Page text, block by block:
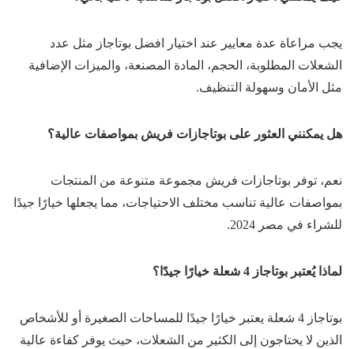
يجب مراعاة عدة معايير عند اختيار افضل بوتاجاز مثل عدد
الشعلات المطلوبة، الحجم، المادة المصنعة، والميزات الإضافية
مثل الأمان وسهولة التنظيف.
هل يمكنني العثور على بوتاجازات فريش بمواصفات عالية؟
نعم، توفر بوتاجازات فريش مجموعة متنوعة من المنتجات
بمواصفات عالية تناسب مختلف الاحتياجات، مما يجعلها خيارًا جيدًا
للشراء في مصر 2024.
لماذا يُعتبر بوتاجاز 4 شعلة خيارًا جيدًا؟
بوتاجاز 4 شعلة يعتبر خيارًا جيدًا للمساحات الصغيرة أو للأشخاص
الذين لا يحتاجون إلى الكثير من الشعلات، حيث يوفر كفاءة عالية